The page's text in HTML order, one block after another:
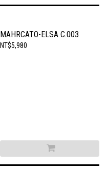
MAHRCATO-ELSA C.003
NT$5,980